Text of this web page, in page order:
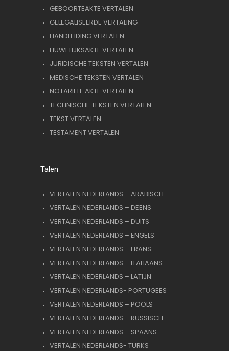
GEBOORTEAKTE VERTALEN
GELEGALISEERDE VERTALING
HANDLEIDING VERTALEN
HUWELIJKSAKTE VERTALEN
JURIDISCHE TEKSTEN VERTALEN
MEDISCHE TEKSTEN VERTALEN
NOTARIËLE AKTE VERTALEN
TECHNISCHE TEKSTEN VERTALEN
TEKST VERTALEN
TESTAMENT VERTALEN
Talen
VERTALEN NEDERLANDS – ARABISCH
VERTALEN NEDERLANDS – DEENS
VERTALEN NEDERLANDS – DUITS
VERTALEN NEDERLANDS – ENGELS
VERTALEN NEDERLANDS – FRANS
VERTALEN NEDERLANDS – ITALIAANS
VERTALEN NEDERLANDS – LATIJN
VERTALEN NEDERLANDS- PORTUGEES
VERTALEN NEDERLANDS – POOLS
VERTALEN NEDERLANDS – RUSSISCH
VERTALEN NEDERLANDS – SPAANS
VERTALEN NEDERLANDS- TURKS